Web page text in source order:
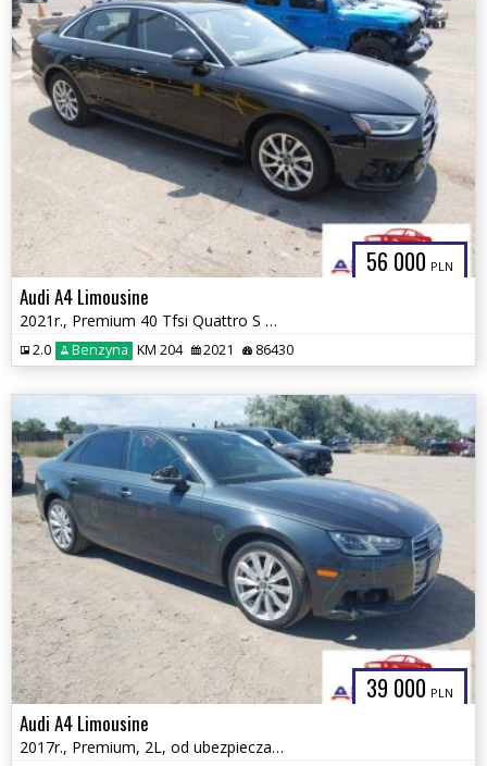
56 000 PLN
Audi A4 Limousine
2021r., Premium 40 Tfsi Quattro S Tronic, 2L, od ubezpieczalni
2.0 Benzyna KM 204 2021 86430
39 000 PLN
Audi A4 Limousine
2017r., Premium, 2L, od ubezpieczalni